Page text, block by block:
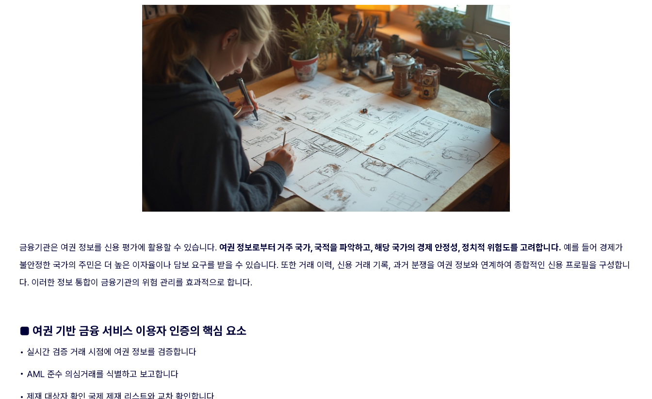
금융기관은 여권 정보를 신용 평가에 활용할 수 있습니다. 여권 정보로부터 거주 국가, 국적을 파악하고, 해당 국가의 경제 안정성, 정치적 위험도를 고려합니다. 예를 들어 경제가
불안정한 국가의 주민은 더 높은 이자율이나 담보 요구를 받을 수 있습니다. 또한 거래 이력, 신용 거래 기록, 과거 분쟁을 여권 정보와 연계하여 종합적인 신용 프로필을 구성합니
다. 이러한 정보 통합이 금융기관의 위험 관리를 효과적으로 합니다.
■ 여권 기반 금융 서비스 이용자 인증의 핵심 요소
• 실시간 검증 거래 시점에 여권 정보를 검증합니다
• AML 준수 의심거래를 식별하고 보고합니다
• 제재 대상자 확인 국제 제재 리스트와 교차 확인합니다